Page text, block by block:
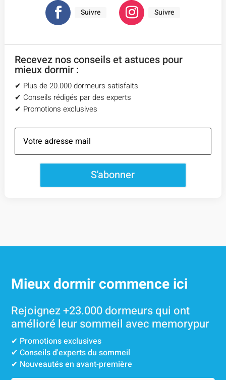
Suivre Suivre
Recevez nos conseils et astuces pour
mieux dormir :
✔︎ Plus de 20.000 dormeurs satisfaits
✔︎ Conseils rédigés par des experts
✔︎ Promotions exclusives
S'abonner
Mieux dormir commence ici
Rejoignez +23.000 dormeurs qui ont
amélioré leur sommeil avec memorypur
✔︎ Promotions exclusives
✔︎ Conseils d'experts du sommeil
✔︎ Nouveautés en avant-première